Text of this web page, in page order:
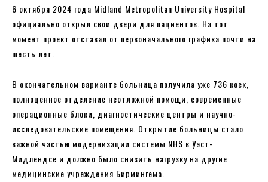
6 октября 2024 года Midland Metropolitan University Hospital
официально открыл свои двери для пациентов. На тот
момент проект отставал от первоначального графика почти на
шесть лет.
В окончательном варианте больница получила уже 736 коек,
полноценное отделение неотложной помощи, современные
операционные блоки, диагностические центры и научно-
исследовательские помещения. Открытие больницы стало
важной частью модернизации системы NHS в Уэст-
Мидлендсе и должно было снизить нагрузку на другие
медицинские учреждения Бирмингема.